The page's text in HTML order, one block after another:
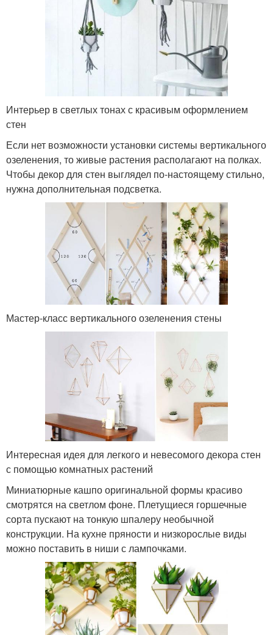
Интерьер в светлых тонах с красивым оформлением
стен
Если нет возможности установки системы вертикального
озеленения, то живые растения располагают на полках.
Чтобы декор для стен выглядел по-настоящему стильно,
нужна дополнительная подсветка.
Мастер-класс вертикального озеленения стены
Интересная идея для легкого и невесомого декора стен
с помощью комнатных растений
Миниатюрные кашпо оригинальной формы красиво
смотрятся на светлом фоне. Плетущиеся горшечные
сорта пускают на тонкую шпалеру необычной
конструкции. На кухне пряности и низкорослые виды
можно поставить в ниши с лампочками.